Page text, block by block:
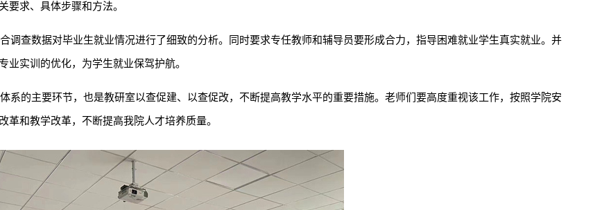
要求、具体步骤和方法。
调查数据对毕业生就业情况进行了细致的分析。同时要求专任教师和辅导员要形成合力，指导困难就业学生真实就业。并
实训的优化，为学生就业保驾护航。
系的主要环节，也是教研室以查促建、以查促改，不断提高教学水平的重要措施。老师们要高度重视该工作，按照学院安
和教学改革，不断提高我院人才培养质量。